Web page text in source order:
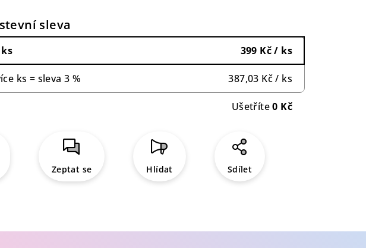
sleva
ks 399 Kč/ ks
ks = sleva 3 % 387,03 Kč/ ks
Ušetříte0 Kč
Zeptat se Hlídat Sdílet